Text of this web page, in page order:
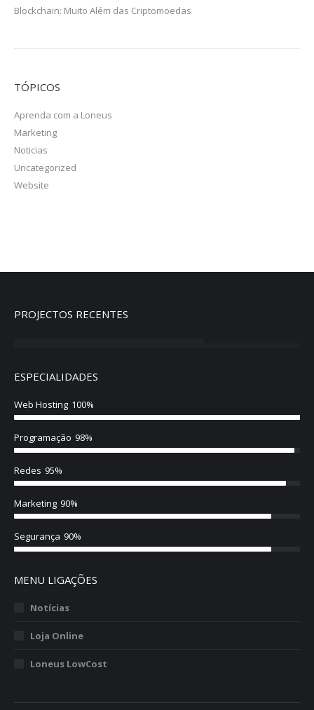
Blockchain: Muito Além das Criptomoedas
TÓPICOS
Aprenda com a Loneus
Marketing
Noticias
Uncategorized
Website
PROJECTOS RECENTES
ESPECIALIDADES
Web Hosting 100%
Programação 98%
Redes 95%
Marketing 90%
Segurança 90%
MENU LIGAÇÕES
Notícias
Loja Online
Loneus LowCost